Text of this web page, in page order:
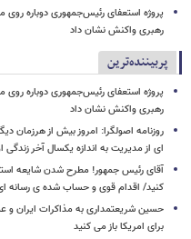
پروژه استعفای رئیس‌جمهوری دوباره روی
رهبری واکنش نشان داد
پربیننده‌ترین
پروژه استعفای رئیس‌جمهوری دوباره روی
رهبری واکنش نشان داد
روزنامه اصولگرا: امروز بیش از هرزمان
ای از مدیریت به اندازه یکسال آخر زندگی
آقای رئیس جمهور! مطرح شدن شایعه
کنید/ اقدام قوی و حساب شده ی رسانه
حسین شریعتمداری به مذاکرات ایران و
برای امریکا باز می کنید